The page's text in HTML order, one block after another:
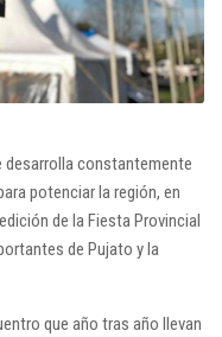
desarrolla constantemente
potenciar la región, en
de la Fiesta Provincial
de Pujato y la
que año tras año llevan